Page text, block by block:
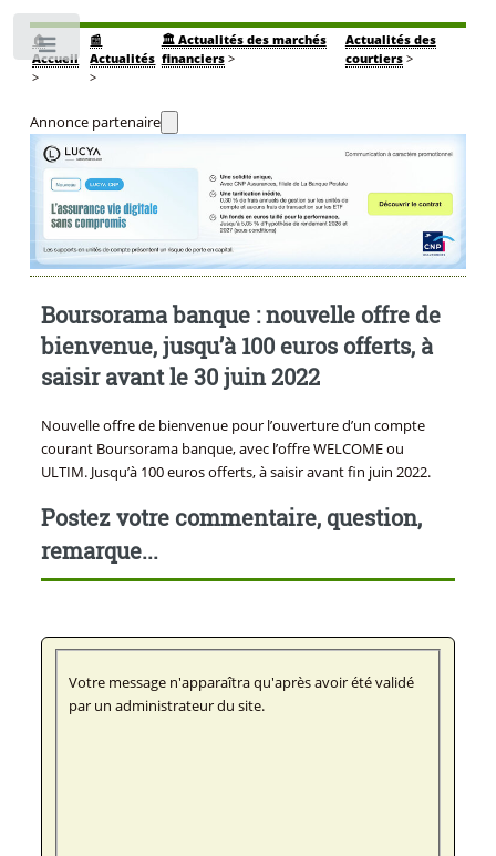
🏠
Accueil
>
📰
Actualités
>
🏛️ Actualités des marchés
financiers>
Actualités des
courtiers>
Annonce partenaire
Boursorama banque : nouvelle offre de
bienvenue, jusqu’à 100 euros offerts, à
saisir avant le 30 juin 2022
Nouvelle offre de bienvenue pour l’ouverture d’un compte
courant Boursorama banque, avec l’offre WELCOME ou
ULTIM. Jusqu’à 100 euros offerts, à saisir avant fin juin 2022.
Postez votre commentaire, question,
remarque...
Votre message n'apparaîtra qu'après avoir été validé
par un administrateur du site.
Toggle